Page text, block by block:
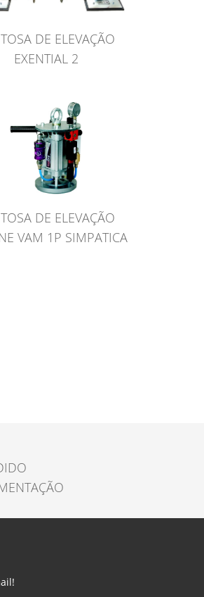
DE ELEVAÇÃO
EXENTIAL 2
DE ELEVAÇÃO
VAM 1P SIMPATICA